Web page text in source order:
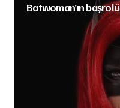
Batwoman’ın